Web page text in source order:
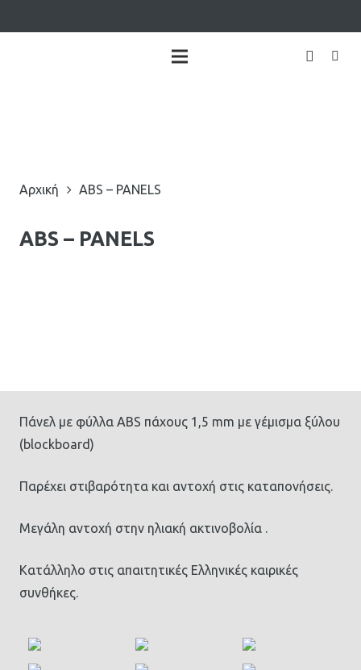
Αρχική ABS – PANELS
ABS – PANELS
Πάνελ με φύλλα ABS πάχους 1,5 mm με γέμισμα ξύλου
(blockboard)
Παρέχει στιβαρότητα και αντοχή στις καταπονήσεις.
Μεγάλη αντοχή στην ηλιακή ακτινοβολία .
Κατάλληλο στις απαιτητικές Ελληνικές καιρικές
συνθήκες.